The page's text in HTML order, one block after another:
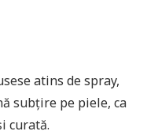
atins de spray,
subțire pe piele, ca
curată.